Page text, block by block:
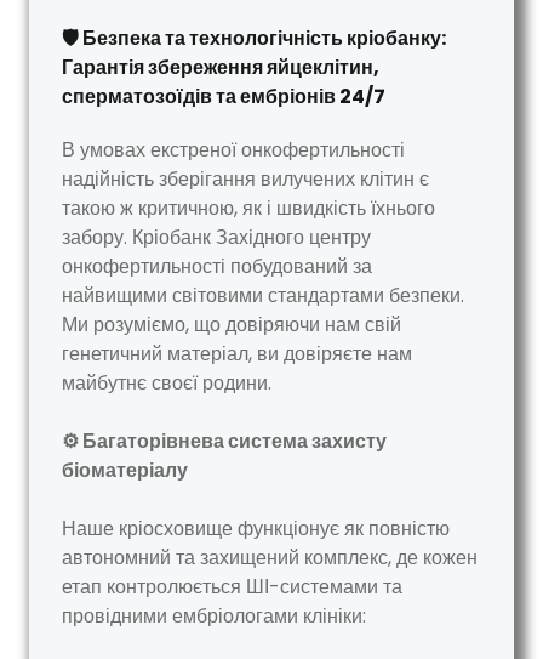
🛡️ Безпека та технологічність кріобанку:
Гарантія збереження яйцеклітин,
сперматозоїдів та ембріонів 24/7
В умовах екстреної онкофертильності
надійність зберігання вилучених клітин є
такою ж критичною, як і швидкість їхнього
забору. Кріобанк Західного центру
онкофертильності побудований за
найвищими світовими стандартами безпеки.
Ми розуміємо, що довіряючи нам свій
генетичний матеріал, ви довіряєте нам
майбутнє своєї родини.
⚙️ Багаторівнева система захисту
біоматеріалу
Наше кріосховище функціонує як повністю
автономний та захищений комплекс, де кожен
етап контролюється ШІ-системами та
провідними ембріологами клініки: